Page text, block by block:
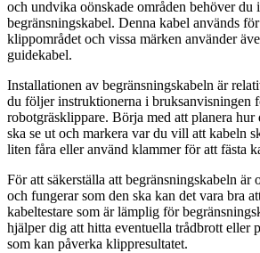
och undvika oönskade områden behöver du
begränsningskabel. Denna kabel används
klippområdet och vissa märken använder
guidekabel.
Installationen av begränsningskabeln är
du följer instruktionerna i bruksanvisningen
robotgräsklippare. Börja med att planera
ska se ut och markera var du vill att kabeln
liten fåra eller använd klammer för att fästa
För att säkerställa att begränsningskabeln är
och fungerar som den ska kan det vara bra
kabeltestare som är lämplig för
hjälper dig att hitta eventuella trådbrott eller
som kan påverka klippresultatet.